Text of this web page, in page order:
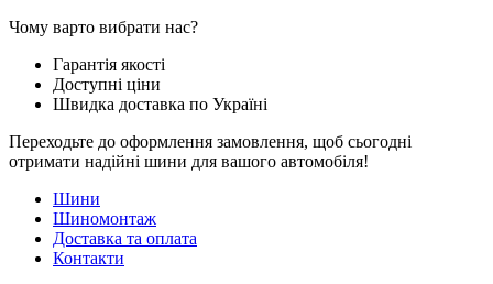
Чому варто вибрати нас?
Гарантія якості
Доступні ціни
Швидка доставка по Україні
Переходьте до оформлення замовлення, щоб сьогодні
отримати надійні шини для вашого автомобіля!
Шини
Шиномонтаж
Доставка та оплата
Контакти